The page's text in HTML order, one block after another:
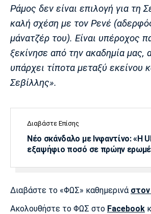
Λίβερπουλ
Μάντσεστερ
Σίτι
Μίλαν
Μπορούσια
Αστέρας
Ράμος δεν είναι επιλογή για τη
καλή σχέση με τον Ρενέ
μάνατζέρ του). Είναι υπέροχος
ξεκίνησε από την ακαδημία μας,
υπάρχει τίποτα μεταξύ εκείνου
Σεβίλλης».
Διαβάστε Επίσης
Νέο σκάνδαλο με Ινφαντίνο: «Η
εξαψήφιο ποσό σε πρώην
Διαβάστε το «ΦΩΣ» καθημερινά
Ακολουθήστε το ΦΩΣ στο Facebook